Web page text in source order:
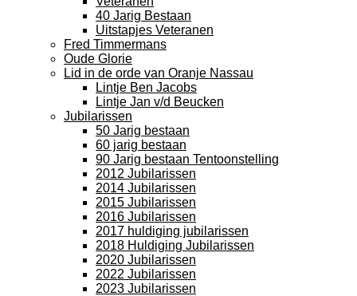
40 Jarig Bestaan
Uitstapjes Veteranen
Fred Timmermans
Oude Glorie
Lid in de orde van Oranje Nassau
Lintje Ben Jacobs
Lintje Jan v/d Beucken
Jubilarissen
50 Jarig bestaan
60 jarig bestaan
90 Jarig bestaan Tentoonstelling
2012 Jubilarissen
2014 Jubilarissen
2015 Jubilarissen
2016 Jubilarissen
2017 huldiging jubilarissen
2018 Huldiging Jubilarissen
2020 Jubilarissen
2022 Jubilarissen
2023 Jubilarissen